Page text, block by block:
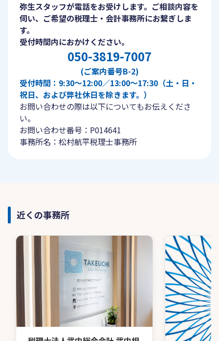
弥生スタッフが電話をお受けします。ご相談内容を
伺い、ご希望の税理士・会計事務所にお繋ぎしま
す。
受付時間内におかけください。
050-3819-7007
(ご案内番号B-2)
受付時間：9:30〜12:00／13:00〜17:30（土・日・
祝日、および弊社休日を除きます。）
お問い合わせの際は以下についてもお伝えくださ
い。
お問い合わせ番号：P014641
事務所名：松村航平税理士事務所
近くの事務所